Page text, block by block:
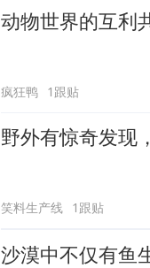
动物世界的互
疯狂鸭 1跟贴
野外有惊奇发现
笑料生产线 1跟贴
沙漠中不仅有鱼